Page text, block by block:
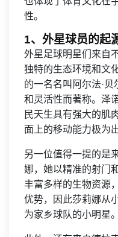
性。
1、外星球员的起
外星足球明星们来自
独特的生态环境和文
的一名名叫阿尔法·
和灵活性而著称。泽
民天生具有强大的肌
面上的移动能力极为
另一位值得一提的是
娜，她以精准的射门
丰富多样的生物资源
优势，因此莎莉娜从
为家乡球队的小明星。